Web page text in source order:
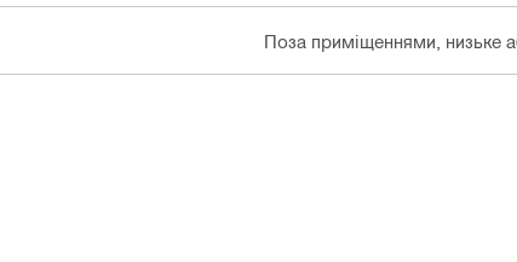
Поза приміщеннями, низьке